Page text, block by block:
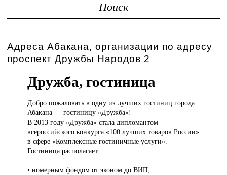
Поиск
Адреса Абакана, организации по адресу
проспект Дружбы Народов 2
Дружба, гостиница
Добро пожаловатьв одну из лучших гостиниц города
Абакана — гостиницу «Дружба»!
В 2013 году «Дружба» стала дипломантом
всероссийского конкурса «100 лучших товаров России»
в сфере «Комплексные гостиничные услуги».
Гостиница располагает:
• номерным фондом от эконом до ВИП;